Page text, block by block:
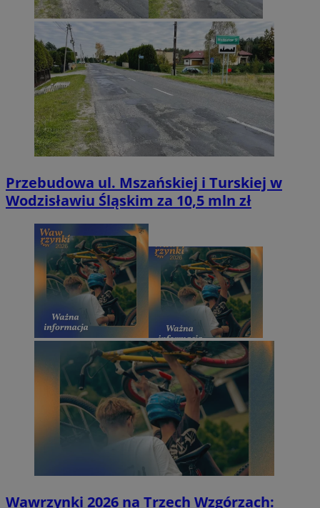
Przebudowa ul. Mszańskiej i Turskiej w
Wodzisławiu Śląskim za 10,5 mln zł
Wawrzynki 2026 na Trzech Wzgórzach: